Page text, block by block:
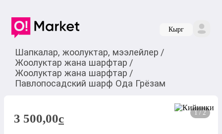
Кырг
Шапкалар, жоолуктар, мээлейлер /
Жоолуктар жана шарфтар /
Жоолуктар жана шарфтар /
Павлопосадский шарф Ода Грёзам
1 / 2
3 500,00c